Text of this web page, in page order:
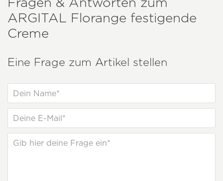
ARGITAL Florange festigende
Creme
Eine Frage zum Artikel stellen